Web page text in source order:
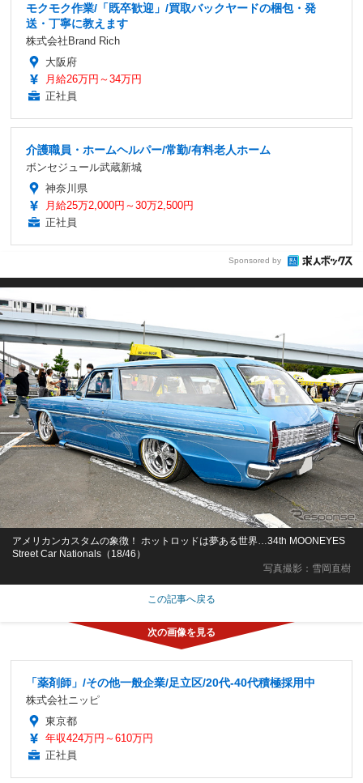
モクモク作業/「既卒歓迎」/買取バックヤードの梱包・発
送・丁寧に教えます
株式会社Brand Rich
大阪府
月給26万円～34万円
正社員
介護職員・ホームヘルパー/常勤/有料老人ホーム
ボンセジュール武蔵新城
神奈川県
月給25万2,000円～30万2,500円
正社員
Sponsored by
写真撮影：雪岡直樹
アメリカンカスタムの象徴！ ホットロッドは夢ある世界…34th MOONEYES
Street Car Nationals（18/46）
この記事へ戻る
「薬剤師」/その他一般企業/足立区/20代-40代積極採用中
株式会社ニッピ
東京都
年収424万円～610万円
正社員